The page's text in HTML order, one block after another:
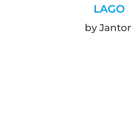
LAGO
by